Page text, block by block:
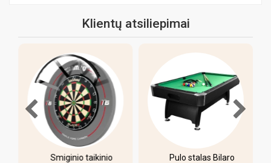
Klientų atsiliepimai
Smiginio taikinio
Pulo stalas Bilaro